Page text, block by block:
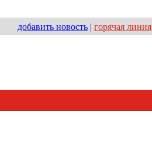
добавить новость | горячая линия